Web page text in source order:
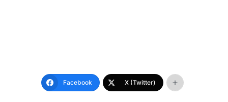
Facebook X (Twitter)